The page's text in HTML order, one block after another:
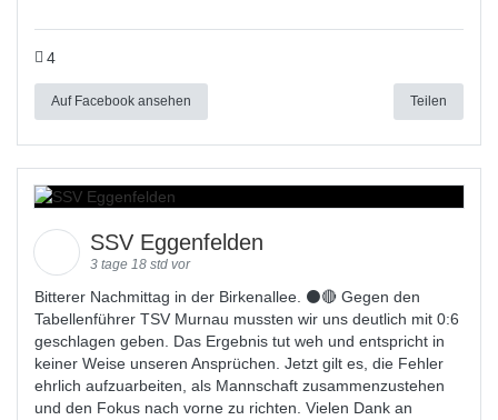
4
Auf Facebook ansehen Teilen
SSV Eggenfelden
3 tage 18 std vor
Bitterer Nachmittag in der Birkenallee. ⚫🔴 Gegen den
Tabellenführer TSV Murnau mussten wir uns deutlich mit 0:6
geschlagen geben. Das Ergebnis tut weh und entspricht in
keiner Weise unseren Ansprüchen. Jetzt gilt es, die Fehler
ehrlich aufzuarbeiten, als Mannschaft zusammenzustehen
und den Fokus nach vorne zu richten. Vielen Dank an